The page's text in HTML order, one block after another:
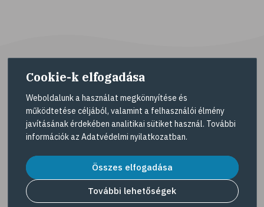
# napégés
# égés
# C-vitamin
# antioxidáns
# @egeszsegmagazin
A Gyöngy gyógyszertárat közforgalmú
gyógyszertárként üzemeltető egyes gazdasági
társaságok felelnek az adott gyógyszertár
elérhetőségeit a
Gyógyszertár kereső oldalon
tekintheti meg.
Navigáció
Cookie-k elfogadása
Weboldalunk a használat megkönnyítése és
működtetése céljából, valamint a felhasználói élmény
javításának érdekében analitikai sütiket használ. További
információk az Adatvédelmi nyilatkozatban.
Összes elfogadása
További lehetőségek